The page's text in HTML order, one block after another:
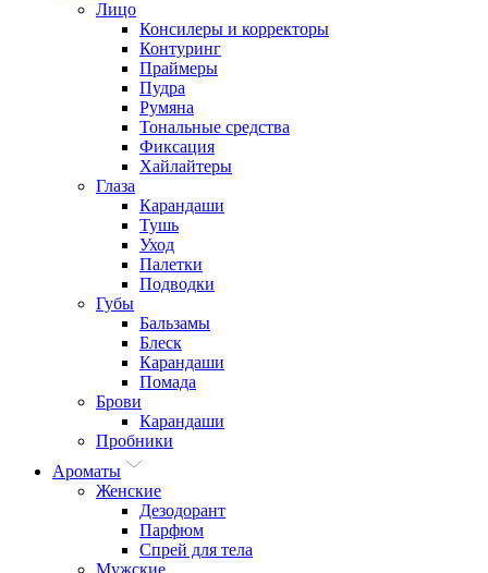
Лицо
Консилеры и корректоры
Контуринг
Праймеры
Пудра
Румяна
Тональные средства
Фиксация
Хайлайтеры
Глаза
Карандаши
Тушь
Уход
Палетки
Подводки
Губы
Бальзамы
Блеск
Карандаши
Помада
Брови
Карандаши
Пробники
Ароматы
Женские
Дезодорант
Парфюм
Спрей для тела
Мужские